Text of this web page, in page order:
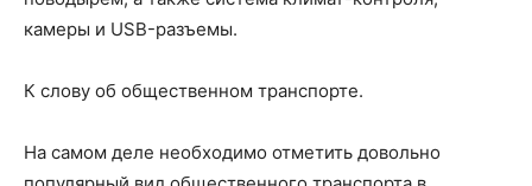
камеры и USB-разъемы.
К слову об общественном транспорте.
На самом деле необходимо отметить довольно